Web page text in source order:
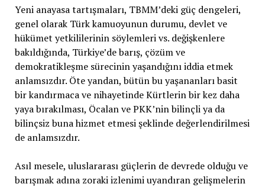
Yeni anayasa tartışmaları, TBMM’deki güç dengeleri,
genel olarak Türk kamuoyunun durumu, devlet ve
hükümet yetkililerinin söylemleri vs. değişkenlere
bakıldığında, Türkiye’de barış, çözüm ve
demokratikleşme sürecinin yaşandığını iddia etmek
anlamsızdır. Öte yandan, bütün bu yaşananları basit
bir kandırmaca ve nihayetinde Kürtlerin bir kez daha
yaya bırakılması, Öcalan ve PKK’nin bilinçli ya da
bilinçsiz buna hizmet etmesi şeklinde değerlendirilmesi
de anlamsızdır.
Asıl mesele, uluslararası güçlerin de devrede olduğu ve
barışmak adına zoraki izlenimi uyandıran gelişmelerin